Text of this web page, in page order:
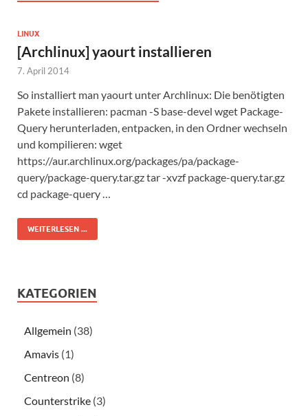
LINUX
[Archlinux] yaourt installieren
7. April 2014
So installiert man yaourt unter Archlinux: Die benötigten
Pakete installieren: pacman -S base-devel wget Package-
Query herunterladen, entpacken, in den Ordner wechseln
und kompilieren: wget
https://aur.archlinux.org/packages/pa/package-
query/package-query.tar.gz tar -xvzf package-query.tar.gz
cd package-query …
WEITERLESEN ...
KATEGORIEN
Allgemein (38)
Amavis (1)
Centreon (8)
Counterstrike (3)